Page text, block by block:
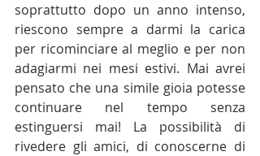
soprattutto dopo un anno intenso,
riescono sempre a darmi la carica
per ricominciare al meglio e per non
adagiarmi nei mesi estivi. Mai avrei
pensato che una simile gioia potesse
continuare nel tempo senza
estinguersi mai! La possibilità di
rivedere gli amici, di conoscerne di